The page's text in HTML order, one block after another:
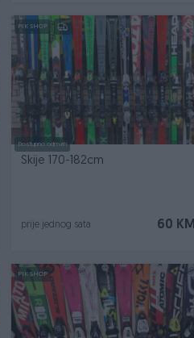
PIK SHOP
Dostupno odmah
Skije 170-182cm
60 KM
prije jednog sata
PIK SHOP